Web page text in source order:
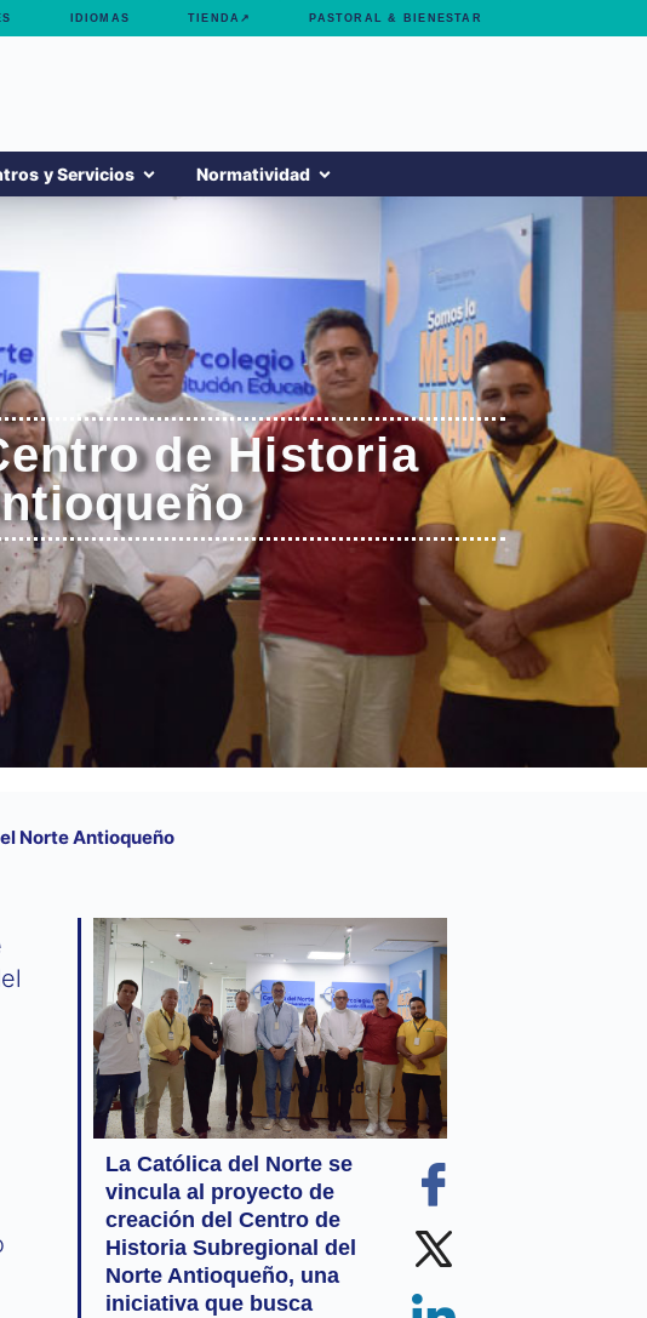
IDIOMAS TIENDA↗ PASTORAL & BIENESTAR
y Servicios Normatividad
de Historia
Norte Antioqueño
La Católica del Norte se
vincula al proyecto de
creación del Centro de
Historia Subregional del
Norte Antioqueño, una
iniciativa que busca